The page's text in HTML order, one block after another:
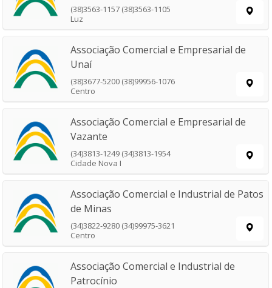
(38)3563-1157 (38)3563-1105
Luz
Associação Comercial e Empresarial de
Unaí
(38)3677-5200 (38)99956-1076
Centro
Associação Comercial e Empresarial de
Vazante
(34)3813-1249 (34)3813-1954
Cidade Nova I
Associação Comercial e Industrial de Patos
de Minas
(34)3822-9280 (34)99975-3621
Centro
Associação Comercial e Industrial de
Patrocínio